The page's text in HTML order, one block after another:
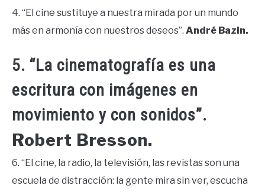
4. “El cine sustituye a nuestra mirada por un mundo
más en armonía con nuestros deseos”. André Bazin.
5. “La cinematografía es una
escritura con imágenes en
movimiento y con sonidos”.
Robert Bresson.
6. “El cine, la radio, la televisión, las revistas son una
escuela de distracción: la gente mira sin ver, escucha